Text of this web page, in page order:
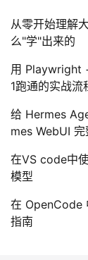
从零开始理解
么"学"出来的
用 Playwright
1跑通的实战流
给 Hermes
mes WebUI 完
在VS code中
模型
在 OpenCode
指南